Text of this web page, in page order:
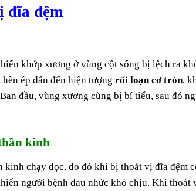
đĩa đệm
khớp xương ở vùng cột sống bị lệch ra
ép dẫn đến hiện tượng rối loạn cơ tròn,
đầu, vùng xương cùng bị bí tiểu, sau đó
kinh
kinh chạy dọc, do đó khi bị thoát vị đĩa đệm
người bệnh đau nhức khó chịu. Khi thoát